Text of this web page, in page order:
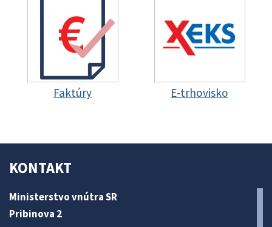
Faktúry E-trhovisko
KONTAKT
Ministerstvo vnútra SR
Pribinova 2